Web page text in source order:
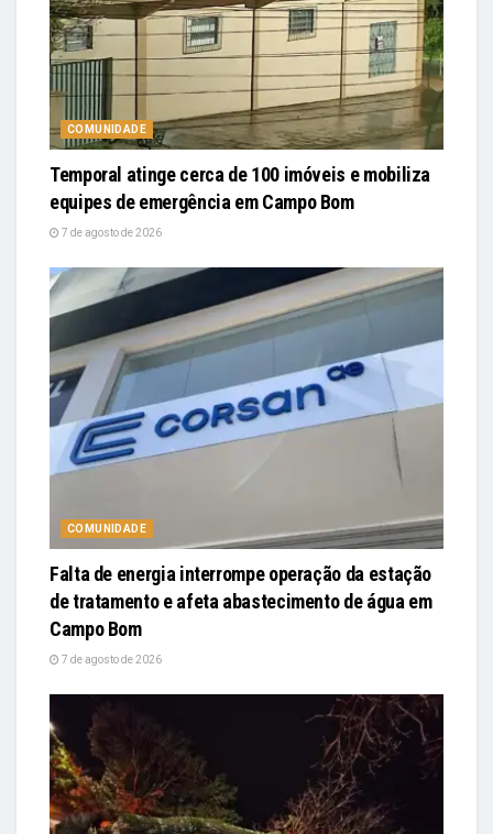
COMUNIDADE
Temporal atinge cerca de 100 imóveis e mobiliza
equipes de emergência em Campo Bom
7 de agosto de 2026
COMUNIDADE
Falta de energia interrompe operação da estação
de tratamento e afeta abastecimento de água em
Campo Bom
7 de agosto de 2026